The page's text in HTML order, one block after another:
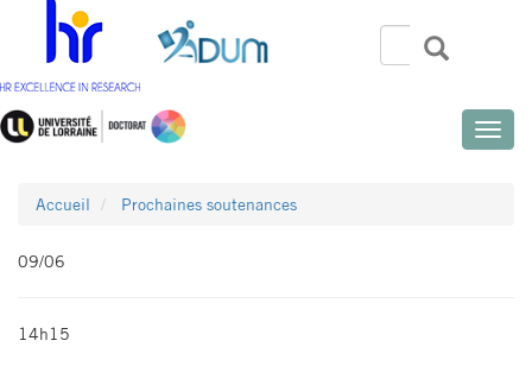
contenu
principal
Search
Rechercher
Toggle
Accueil Prochaines soutenances
09/06
14h15